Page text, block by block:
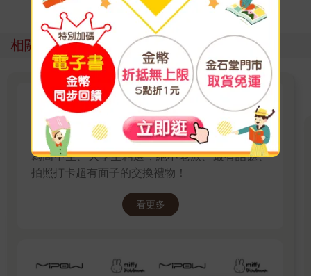
相關主題
學生不出錯的【交換禮物】預算
500-1000元
為高中生、大學生精選，絕不老派、最有話題、
拍照打卡超有面子的交換禮物！
看更多